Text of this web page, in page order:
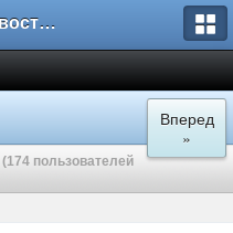
Форум Новостройки
Вперед
»
(174 пользователей